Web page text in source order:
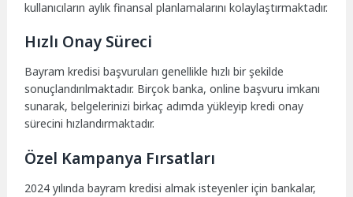
kullanıcıların aylık finansal planlamalarını kolaylaştırmaktadır.
Hızlı Onay Süreci
Bayram kredisi başvuruları genellikle hızlı bir şekilde
sonuçlandırılmaktadır. Birçok banka, online başvuru imkanı
sunarak, belgelerinizi birkaç adımda yükleyip kredi onay
sürecini hızlandırmaktadır.
Özel Kampanya Fırsatları
2024 yılında bayram kredisi almak isteyenler için bankalar,